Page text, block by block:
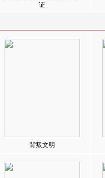
证
背叛文明